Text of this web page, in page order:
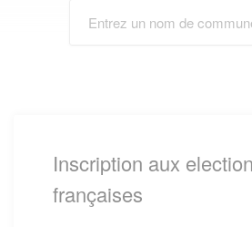
Inscription aux
françaises